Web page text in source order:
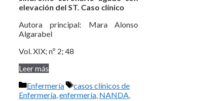
elevación del ST. Caso clínico
Autora principal: Mara Alonso
Algarabel
Vol. XIX; nº 2; 48
Leer más
Categorías
Enfermería Etiquetas
casos clínicos de
Enfermería,enfermería, NANDA,